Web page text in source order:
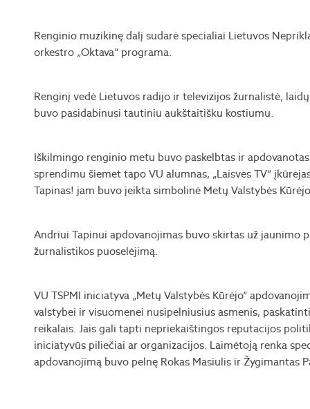
Renginio muzikinę dalį sudarė specialiai Lietuvos
orkestro „Oktava“ programa.
Renginį vedė Lietuvos radijo ir televizijos žurnalistė,
buvo pasidabinusi tautiniu aukštaitišku kostiumu.
Iškilmingo renginio metu buvo paskelbtas ir
sprendimu šiemet tapo VU alumnas, „Laisvės TV“
Tapinas​! jam buvo įeikta simbolinė Metų Valstybės
Andriui Tapinui apdovanojimas buvo skirtas už
žurnalistikos puoselėjimą.
VU TSPMI iniciatyva „Metų Valstybės Kūrėjo“
valstybei ir visuomenei nusipelniusius asmenis,
reikalais. Jais gali tapti nepriekaištingos reputacijos
iniciatyvūs piliečiai ar organizacijos. Laimėtoją renka
apdovanojimą buvo pelnę Rokas Masiulis ir Žygimantas